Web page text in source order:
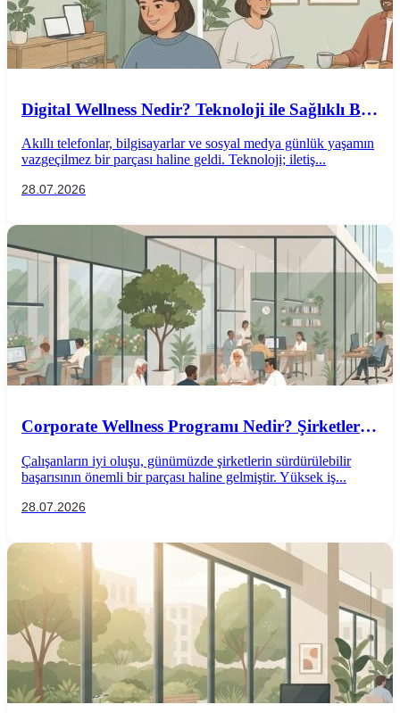
Digital Wellness Nedir? Teknoloji ile Sağlıklı Bir
Akıllı telefonlar, bilgisayarlar ve sosyal medya günlük yaşamın
vazgeçilmez bir parçası haline geldi. Teknoloji; iletiş...
28.07.2026
Corporate Wellness Programı Nedir? Şirketler
Çalışanların iyi oluşu, günümüzde şirketlerin sürdürülebilir
başarısının önemli bir parçası haline gelmiştir. Yüksek iş...
28.07.2026